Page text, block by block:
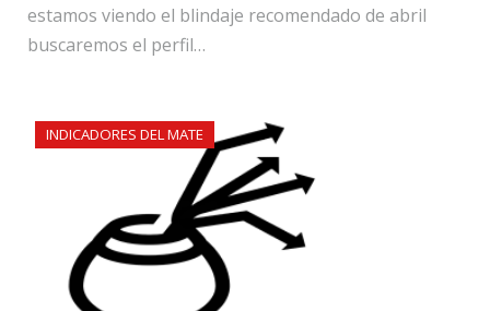
estamos viendo el blindaje recomendado de abril
buscaremos el perfil…
INDICADORES DEL MATE